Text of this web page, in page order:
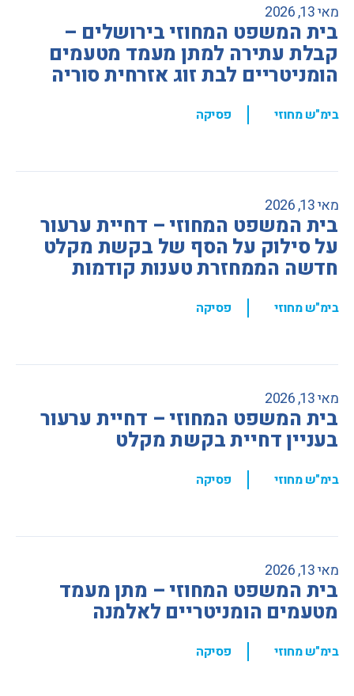
מאי 13, 2026
בית המשפט המחוזי בירושלים –
קבלת עתירה למתן מעמד מטעמים
הומניטריים לבת זוג אזרחית סוריה
בימ"ש מחוזי , פסיקה
מאי 13, 2026
בית המשפט המחוזי – דחיית ערעור
על סילוק על הסף של בקשת מקלט
חדשה הממחזרת טענות קודמות
בימ"ש מחוזי , פסיקה
מאי 13, 2026
בית המשפט המחוזי – דחיית ערעור
בעניין דחיית בקשת מקלט
בימ"ש מחוזי , פסיקה
מאי 13, 2026
בית המשפט המחוזי – מתן מעמד
מטעמים הומניטריים לאלמנה
בימ"ש מחוזי , פסיקה